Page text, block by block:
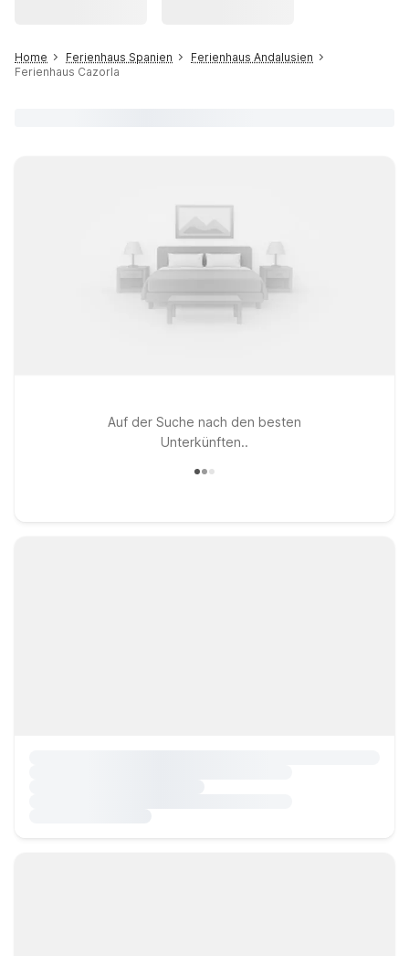
Home Ferienhaus Spanien
Ferienhaus Andalusien
Ferienhaus Cazorla
Auf der Suche nach den besten
Unterkünften..